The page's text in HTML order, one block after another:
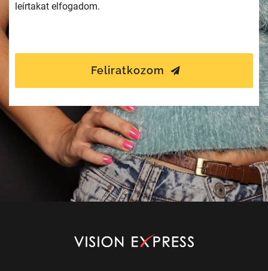
leírtakat elfogadom.
Feliratkozom